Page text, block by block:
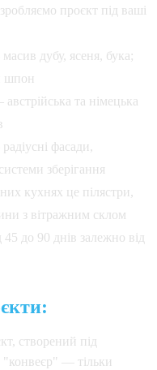
проєкт під ваші
дубу, ясеня, бука;
шпон
та німецька
фасади,
зберігання
кухнях це пілястри,
з вітражним склом
до 90 днів залежно від
створений під
— тільки